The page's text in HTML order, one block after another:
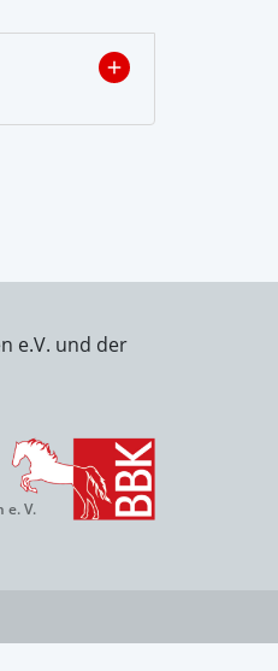
e.V. und der
e. V.